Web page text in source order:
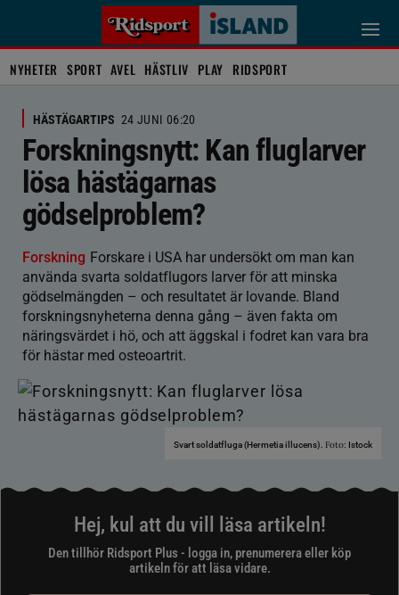
NYHETER SPORT AVEL HÄSTLIV PLAY RIDSPORT
HÄSTÄGARTIPS 24 JUNI 06:20
Forskningsnytt: Kan fluglarver
lösa hästägarnas
gödselproblem?
Forskning Forskare i USA har undersökt om man kan
använda svarta soldatflugors larver för att minska
gödselmängden – och resultatet är lovande. Bland
forskningsnyheterna denna gång – även fakta om
näringsvärdet i hö, och att äggskal i fodret kan vara bra
för hästar med osteoartrit.
Svart soldatfluga (Hermetia illucens). Foto: Istock
Hej, kul att du vill läsa artikeln!
Den tillhör Ridsport Plus - logga in, prenumerera eller köp
artikeln för att läsa vidare.